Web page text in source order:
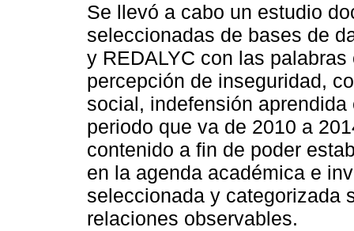
Se llevó a cabo un estudio
seleccionadas de bases de
y REDALYC con las
percepción de inseguridad,
social, indefensión
periodo que va de 2010 a
contenido a fin de poder
en la agenda académica e
seleccionada y categorizada
relaciones observables.